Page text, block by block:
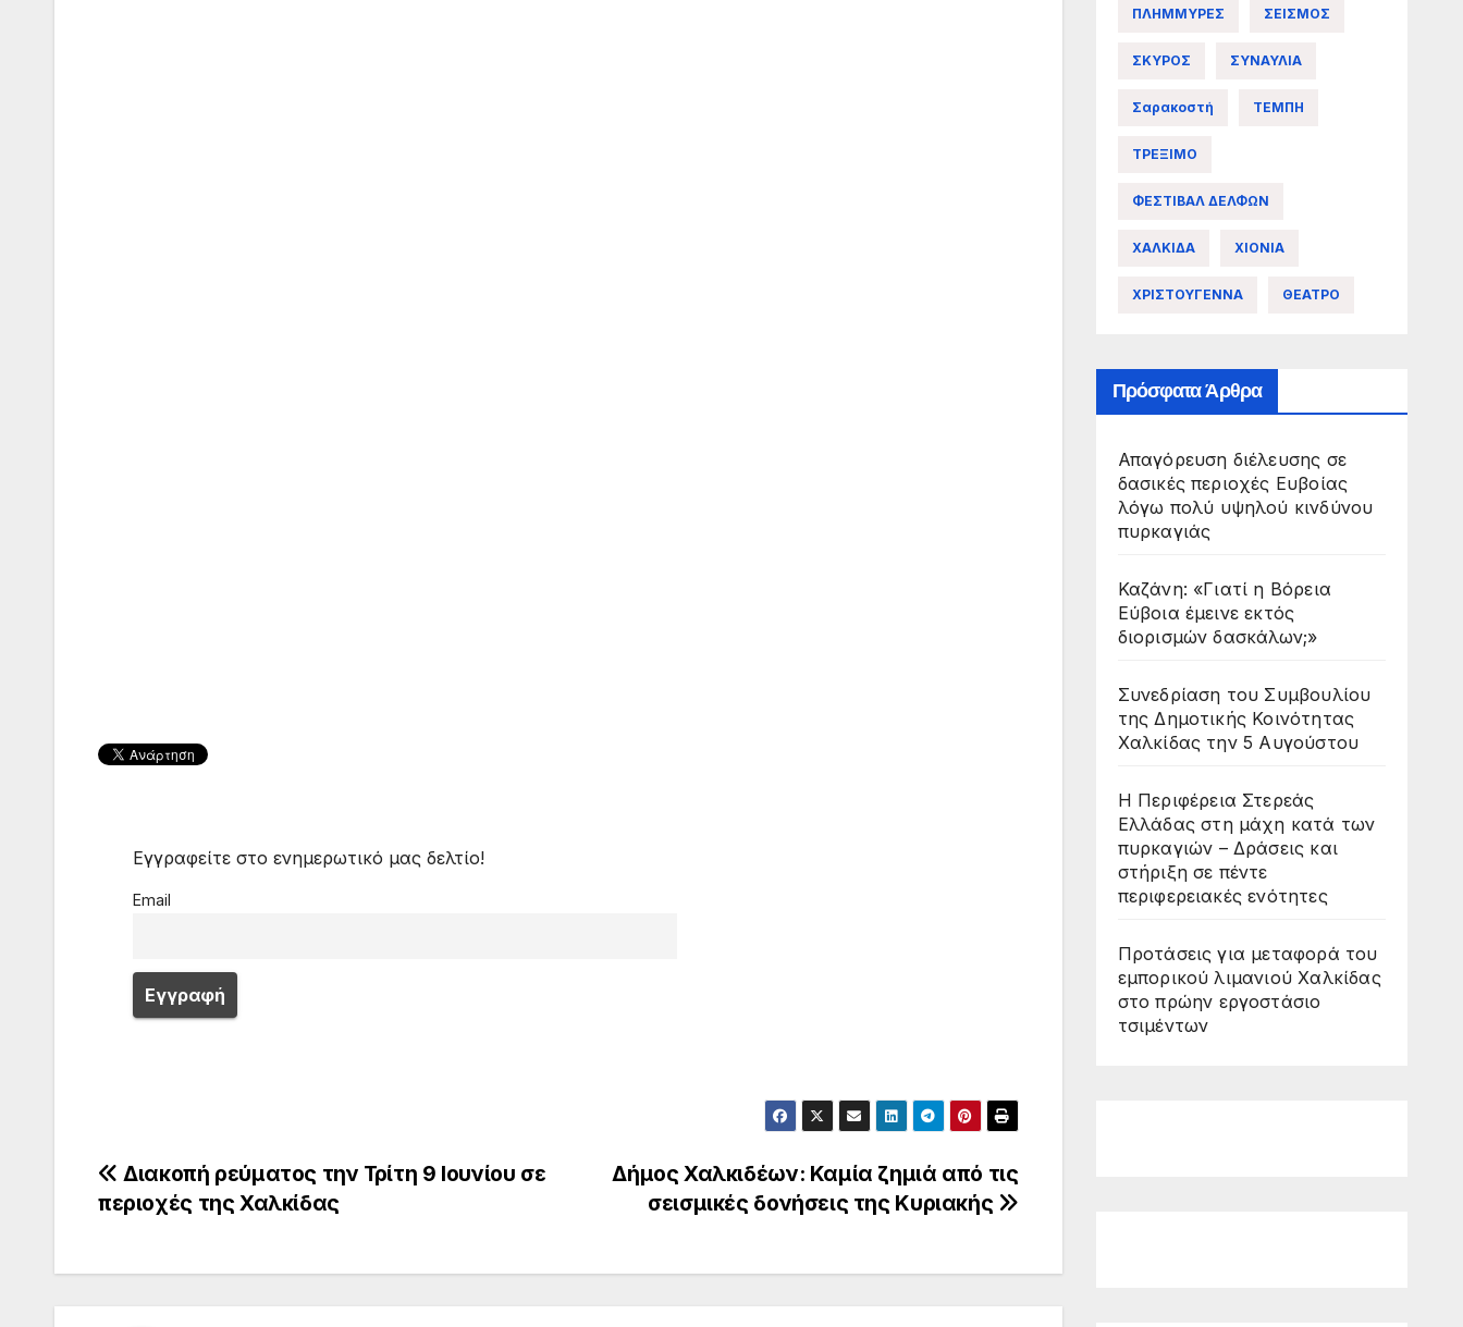
Εγγραφείτε στο ενημερωτικό μας δελτίο!
Email
Πλοήγηση
άρθρων
Δήμος Χαλκιδέων: Καμία ζημιά από τις
σεισμικές δονήσεις της Κυριακής
Διακοπή ρεύματος την Τρίτη 9 Ιουνίου σε
περιοχές της Χαλκίδας
ΠΛΗΜΜΥΡΕΣ ΣΕΙΣΜΟΣ
ΣΚΥΡΟΣ ΣΥΝΑΥΛΙΑ
Σαρακοστή ΤΕΜΠΗ
ΤΡΕΞΙΜΟ
ΦΕΣΤΙΒΑΛ ΔΕΛΦΩΝ
ΧΑΛΚΙΔΑ ΧΙΟΝΙΑ
ΧΡΙΣΤΟΥΓΕΝΝΑ ΘΕΑΤΡΟ
Πρόσφατα Άρθρα
Απαγόρευση διέλευσης σε
δασικές περιοχές Ευβοίας
λόγω πολύ υψηλού κινδύνου
πυρκαγιάς
Καζάνη: «Γιατί η Βόρεια
Εύβοια έμεινε εκτός
διορισμών δασκάλων;»
Συνεδρίαση του Συμβουλίου
της Δημοτικής Κοινότητας
Χαλκίδας την 5 Αυγούστου
Η Περιφέρεια Στερεάς
Ελλάδας στη μάχη κατά των
πυρκαγιών – Δράσεις και
στήριξη σε πέντε
περιφερειακές ενότητες
Προτάσεις για μεταφορά του
εμπορικού λιμανιού Χαλκίδας
στο πρώην εργοστάσιο
τσιμέντων